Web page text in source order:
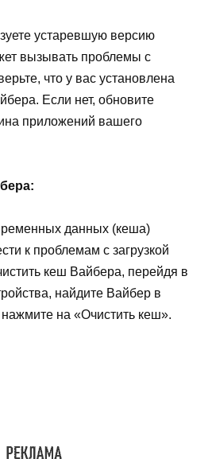
устаревшую версию
вызывать проблемы с
что у вас установлена
Если нет, обновите
приложений вашего
данных (кеша)
к проблемам с загрузкой
кеш Вайбера, перейдя в
найдите Вайбер в
на «Очистить кеш».